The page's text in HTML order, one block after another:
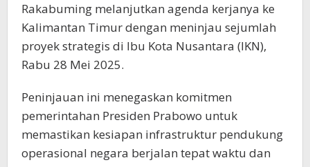
Rakabuming melanjutkan agenda kerjanya ke
Kalimantan Timur dengan meninjau sejumlah
proyek strategis di Ibu Kota Nusantara (IKN),
Rabu 28 Mei 2025.
Peninjauan ini menegaskan komitmen
pemerintahan Presiden Prabowo untuk
memastikan kesiapan infrastruktur pendukung
operasional negara berjalan tepat waktu dan